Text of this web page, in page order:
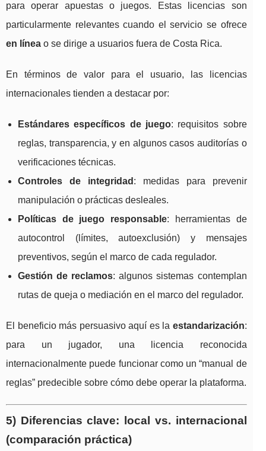
para operar apuestas o juegos. Estas licencias son
particularmente relevantes cuando el servicio se ofrece
en línea o se dirige a usuarios fuera de Costa Rica.
En términos de valor para el usuario, las licencias
internacionales tienden a destacar por:
Estándares específicos de juego: requisitos sobre
reglas, transparencia, y en algunos casos auditorías o
verificaciones técnicas.
Controles de integridad : medidas para prevenir
manipulación o prácticas desleales.
Políticas de juego responsable: herramientas de
autocontrol (límites, autoexclusión) y mensajes
preventivos, según el marco de cada regulador.
Gestión de reclamos: algunos sistemas contemplan
rutas de queja o mediación en el marco del regulador.
El beneficio más persuasivo aquí es la estandarización:
para un jugador, una licencia reconocida
internacionalmente puede funcionar como un “manual de
reglas” predecible sobre cómo debe operar la plataforma.
5) Diferencias clave: local vs. internacional
(comparación práctica)